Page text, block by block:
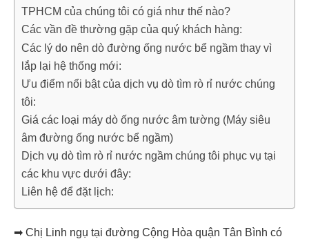
TPHCM của chúng tôi có giá như thế nào?
Các vần đề thường gặp của quý khách hàng:
Các lý do nên dò đường ống nước bể ngầm thay vì
lắp lại hệ thống mới:
Ưu điểm nổi bật của dịch vụ dò tìm rò rỉ nước chúng
tôi:
Giá các loại máy dò ống nước âm tường (Máy siêu
âm đường ống nước bể ngầm)
Dịch vụ dò tìm rò rỉ nước ngầm chúng tôi phục vụ tại
các khu vực dưới đây:
Liên hệ để đặt lịch:
➡ Chị Linh ngụ tại đường Cộng Hòa quận Tân Bình có